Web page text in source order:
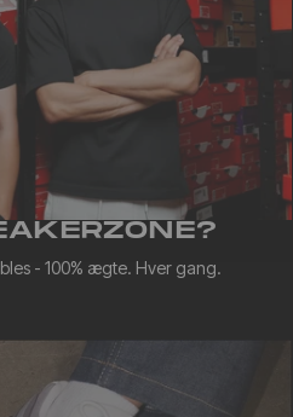
- 100% ægte. Hver gang.